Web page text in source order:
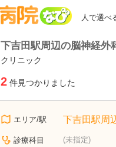
人で選べ
下吉田駅周辺の脳神経外
クリニック
2 件見つかりました
エリア/駅 下吉田駅周
診療科目 (未指定)